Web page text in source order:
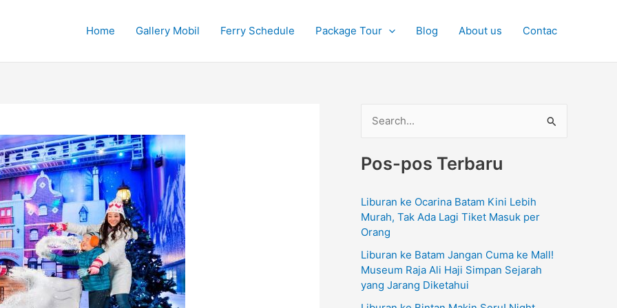
Home Gallery Mobil Ferry Schedule Package Tour Blog About us Contac
u
n
u
k
Pos-pos Terbaru
Liburan ke Ocarina Batam Kini Lebih
Murah, Tak Ada Lagi Tiket Masuk per
Orang
Liburan ke Batam Jangan Cuma ke Mall!
Museum Raja Ali Haji Simpan Sejarah
yang Jarang Diketahui